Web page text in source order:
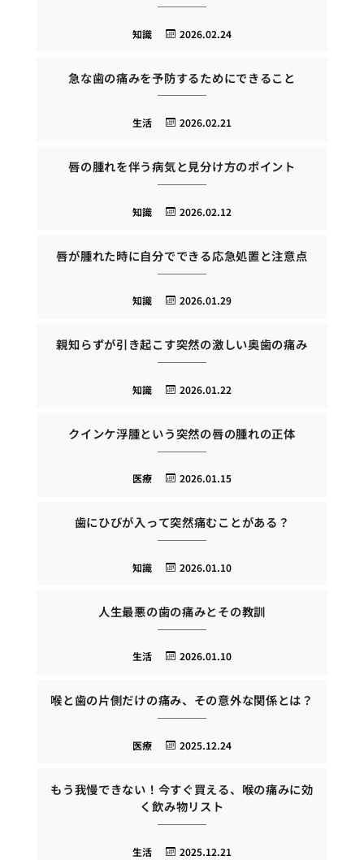
2026.02.24
知識
急な歯の痛みを予防するためにできること
2026.02.21
生活
唇の腫れを伴う病気と見分け方のポイント
2026.02.12
知識
唇が腫れた時に自分でできる応急処置と注意点
2026.01.29
知識
親知らずが引き起こす突然の激しい奥歯の痛み
2026.01.22
知識
クインケ浮腫という突然の唇の腫れの正体
2026.01.15
医療
歯にひびが入って突然痛むことがある？
2026.01.10
知識
人生最悪の歯の痛みとその教訓
2026.01.10
生活
喉と歯の片側だけの痛み、その意外な関係とは？
2025.12.24
医療
もう我慢できない！今すぐ買える、喉の痛みに効
く飲み物リスト
2025.12.21
生活